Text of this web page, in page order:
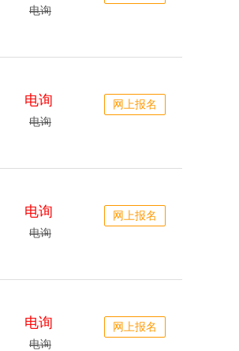
电询
网上报名
电询
电询
网上报名
电询
电询
网上报名
电询
电询